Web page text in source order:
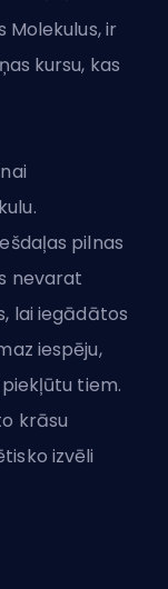
Molekulus, ir
kursu, kas
pilnas
nevarat
lai iegādātos
iespēju,
tiem.
krāsu
izvēli